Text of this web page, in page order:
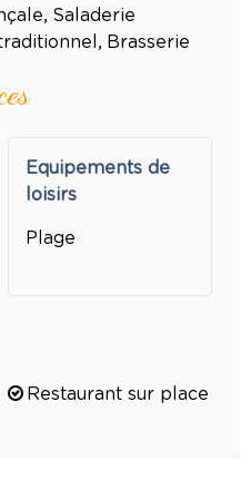
Saladerie
Brasserie
Equipements de
loisirs
Plage
Restaurant sur place